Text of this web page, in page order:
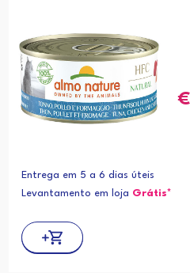
Entrega em 5 a 6 dias úteis
Levantamento em loja Grátis*